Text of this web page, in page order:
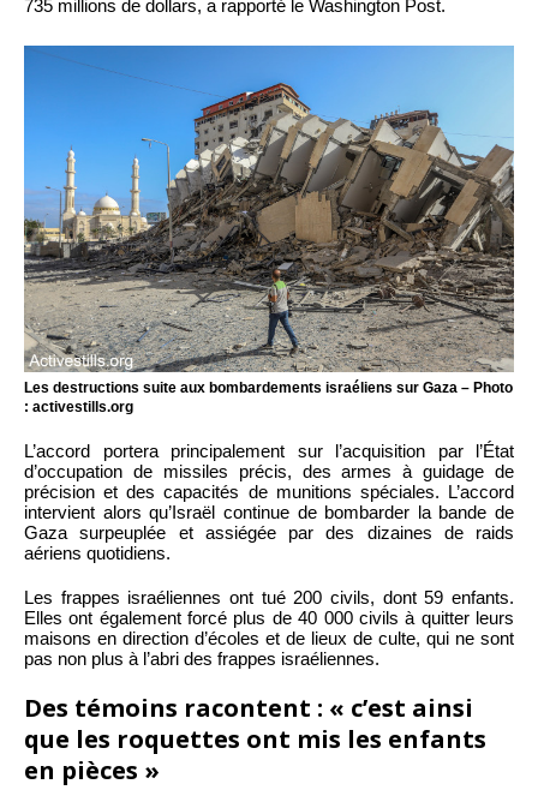
735 millions de dollars, a rapporté le Washington Post.
Les destructions suite aux bombardements israéliens sur Gaza – Photo
: activestills.org
L’accord portera principalement sur l’acquisition par l’État
d’occupation de missiles précis, des armes à guidage de
précision et des capacités de munitions spéciales. L’accord
intervient alors qu’Israël continue de bombarder la bande de
Gaza surpeuplée et assiégée par des dizaines de raids
aériens quotidiens.
Les frappes israéliennes ont tué 200 civils, dont 59 enfants.
Elles ont également forcé plus de 40 000 civils à quitter leurs
maisons en direction d’écoles et de lieux de culte, qui ne sont
pas non plus à l’abri des frappes israéliennes.
Des témoins racontent : « c’est ainsi
que les roquettes ont mis les enfants
en pièces »